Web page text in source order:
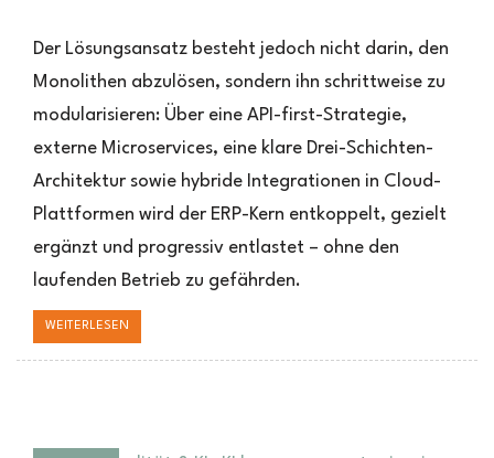
APIs
Microservices
die
ERP-
vorbereiten
Der Lösungsansatz besteht jedoch nicht darin, den
Monolithen abzulösen, sondern ihn schrittweise zu
modularisieren: Über eine API-first-Strategie,
externe Microservices, eine klare Drei-Schichten-
Architektur sowie hybride Integrationen in Cloud-
Plattformen wird der ERP-Kern entkoppelt, gezielt
ergänzt und progressiv entlastet – ohne den
laufenden Betrieb zu gefährden.
WEITERLESEN